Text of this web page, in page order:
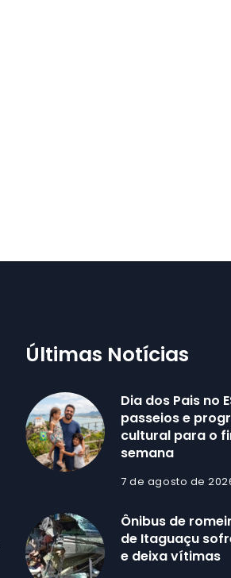
Últimas Notícias
Dia dos Pais no
passeios e
cultural para o
semana
7 de agosto de
Ônibus de
de Itaguaçu
e deixa vítimas